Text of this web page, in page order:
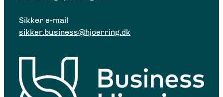
Sikker e-mail
sikker.business@hjoerring.dk